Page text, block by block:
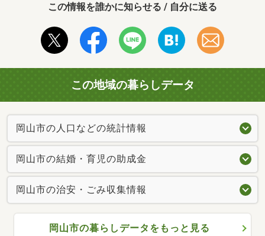
この情報を誰かに知らせる / 自分に送る
この地域の暮らしデータ
岡山市の人口などの統計情報
岡山市の結婚・育児の助成金
岡山市の治安・ごみ収集情報
岡山市の暮らしデータをもっと見る